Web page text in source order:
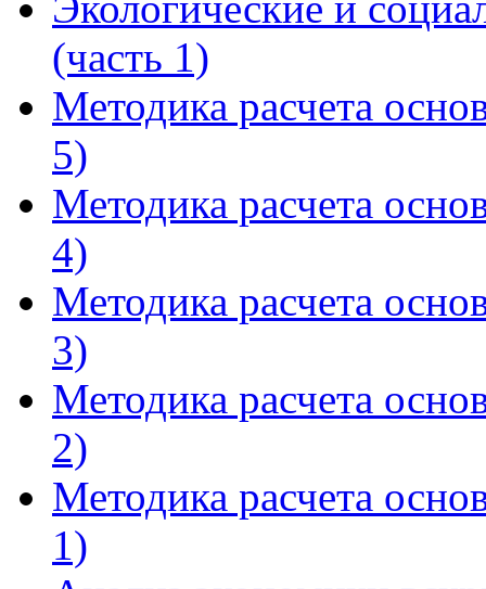
(часть 1)
Методика расчета
5)
Методика расчета
4)
Методика расчета
3)
Методика расчета
2)
Методика расчета
1)